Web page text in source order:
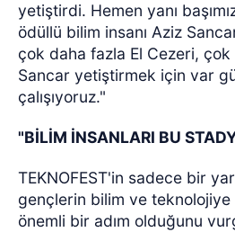
yetiştirdi. Hemen yanı
ödüllü bilim insanı Aziz
çok daha fazla El Cezeri,
Sancar yetiştirmek için var
çalışıyoruz."
"BİLİM İNSANLARI BU
TEKNOFEST'in sadece bir
gençlerin bilim ve
önemli bir adım olduğunu